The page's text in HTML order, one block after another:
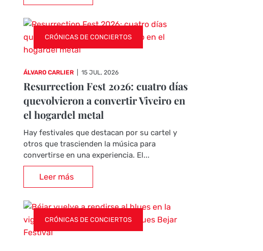
CRÓNICAS DE CONCIERTOS
ÁLVARO CARLIER 15 JUL, 2026
Resurrection Fest 2026: cuatro días
quevolvieron a convertir Viveiro en
el hogardel metal
Hay festivales que destacan por su cartel y
otros que trascienden la música para
convertirse en una experiencia. El...
Leer más
CRÓNICAS DE CONCIERTOS